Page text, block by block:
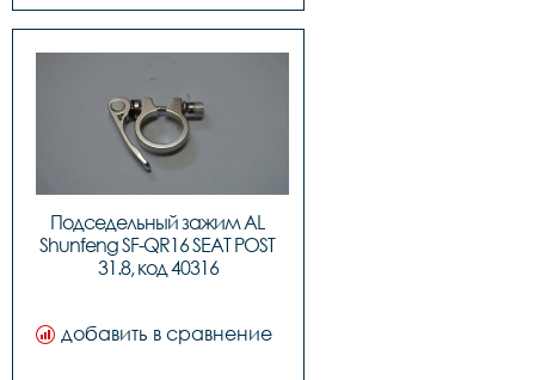
Подседельный зажим AL
Shunfeng SF-QR16 SEAT POST
31.8, код 40316
добавить в сравнение